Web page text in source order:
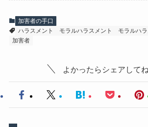
加害者の手口
ハラスメント
モラルハラスメント
モラルハ
加害者
よかったらシェアしてね